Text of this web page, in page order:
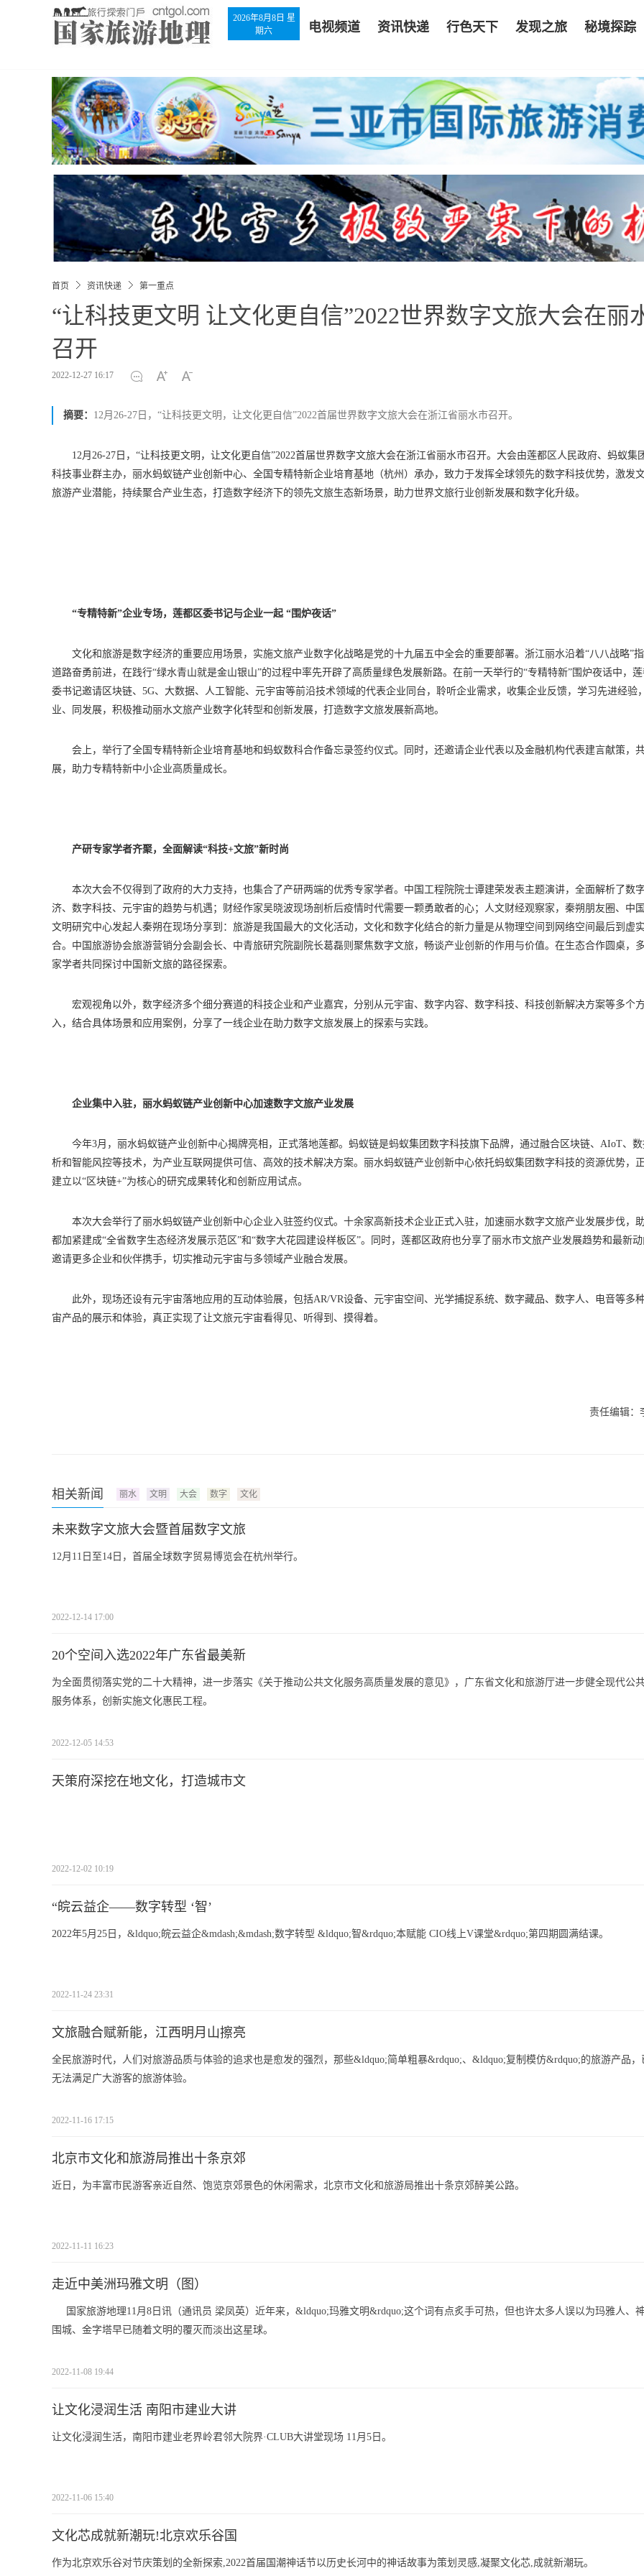
2026年8月8日 星
期六
电视频道 资讯快递 行色天下 发现之旅 秘境探踪
首页 资讯快递 第一重点
“让科技更文明 让文化更自信”2022世界数字文旅大会在丽
召开
2022-12-27 16:17
摘要： 12月26-27日，“让科技更文明，让文化更自信”2022首届世界数字文旅大会在浙江省丽水市召开。
12月26-27日，“让科技更文明，让文化更自信”2022首届世界数字文旅大会在浙江省丽水市召开。大会由莲都区人民政府、蚂蚁集
科技事业群主办，丽水蚂蚁链产业创新中心、全国专精特新企业培育基地（杭州）承办，致力于发挥全球领先的数字科技优势，激发
旅游产业潜能，持续聚合产业生态，打造数字经济下的领先文旅生态新场景，助力世界文旅行业创新发展和数字化升级。
“专精特新”企业专场，莲都区委书记与企业一起 “围炉夜话”
文化和旅游是数字经济的重要应用场景，实施文旅产业数字化战略是党的十九届五中全会的重要部署。浙江丽水沿着“八八战略”
道路奋勇前进，在践行“绿水青山就是金山银山”的过程中率先开辟了高质量绿色发展新路。在前一天举行的“专精特新”围炉夜话中，
委书记邀请区块链、5G、大数据、人工智能、元宇宙等前沿技术领域的代表企业同台，聆听企业需求，收集企业反馈，学习先进经验
业、同发展，积极推动丽水文旅产业数字化转型和创新发展，打造数字文旅发展新高地。
会上，举行了全国专精特新企业培育基地和蚂蚁数科合作备忘录签约仪式。同时，还邀请企业代表以及金融机构代表建言献策，
展，助力专精特新中小企业高质量成长。
产研专家学者齐聚，全面解读“科技+文旅”新时尚
本次大会不仅得到了政府的大力支持，也集合了产研两端的优秀专家学者。中国工程院院士谭建荣发表主题演讲，全面解析了数
济、数字科技、元宇宙的趋势与机遇；财经作家吴晓波现场剖析后疫情时代需要一颗勇敢者的心；人文财经观察家，秦朔朋友圈、中
文明研究中心发起人秦朔在现场分享到：旅游是我国最大的文化活动，文化和数字化结合的新力量是从物理空间到网络空间最后到虚
合。中国旅游协会旅游营销分会副会长、中青旅研究院副院长葛磊则聚焦数字文旅，畅谈产业创新的作用与价值。在生态合作圆桌，
家学者共同探讨中国新文旅的路径探索。
宏观视角以外，数字经济多个细分赛道的科技企业和产业嘉宾，分别从元宇宙、数字内容、数字科技、科技创新解决方案等多个
入，结合具体场景和应用案例，分享了一线企业在助力数字文旅发展上的探索与实践。
企业集中入驻，丽水蚂蚁链产业创新中心加速数字文旅产业发展
今年3月，丽水蚂蚁链产业创新中心揭牌亮相，正式落地莲都。蚂蚁链是蚂蚁集团数字科技旗下品牌，通过融合区块链、AIoT、
析和智能风控等技术，为产业互联网提供可信、高效的技术解决方案。丽水蚂蚁链产业创新中心依托蚂蚁集团数字科技的资源优势，
建立以“区块链+”为核心的研究成果转化和创新应用试点。
本次大会举行了丽水蚂蚁链产业创新中心企业入驻签约仪式。十余家高新技术企业正式入驻，加速丽水数字文旅产业发展步伐，
都加紧建成“全省数字生态经济发展示范区”和“数字大花园建设样板区”。同时，莲都区政府也分享了丽水市文旅产业发展趋势和最新
邀请更多企业和伙伴携手，切实推动元宇宙与多领域产业融合发展。
此外，现场还设有元宇宙落地应用的互动体验展，包括AR/VR设备、元宇宙空间、光学捕捉系统、数字藏品、数字人、电音等多
宙产品的展示和体验，真正实现了让文旅元宇宙看得见、听得到、摸得着。
责任编辑：
相关新闻 丽水 文明 大会 数字 文化
未来数字文旅大会暨首届数字文旅
12月11日至14日，首届全球数字贸易博览会在杭州举行。
2022-12-14 17:00
20个空间入选2022年广东省最美新
为全面贯彻落实党的二十大精神，进一步落实《关于推动公共文化服务高质量发展的意见》，广东省文化和旅游厅进一步健全现代公
服务体系，创新实施文化惠民工程。
2022-12-05 14:53
天策府深挖在地文化，打造城市文
2022-12-02 10:19
“皖云益企——数字转型 ‘智’
2022年5月25日，&ldquo;皖云益企&mdash;&mdash;数字转型 &ldquo;智&rdquo;本赋能 CIO线上V课堂&rdquo;第四期圆满结课。
2022-11-24 23:31
文旅融合赋新能，江西明月山擦亮
全民旅游时代，人们对旅游品质与体验的追求也是愈发的强烈，那些&ldquo;简单粗暴&rdquo;、&ldquo;复制模仿&rdquo;的旅游产品，
无法满足广大游客的旅游体验。
2022-11-16 17:15
北京市文化和旅游局推出十条京郊
近日，为丰富市民游客亲近自然、饱览京郊景色的休闲需求，北京市文化和旅游局推出十条京郊醉美公路。
2022-11-11 16:23
走近中美洲玛雅文明（图）
国家旅游地理11月8日讯（通讯员 梁凤英）近年来，&ldquo;玛雅文明&rdquo;这个词有点炙手可热，但也许太多人误以为玛雅人、
围城、金字塔早已随着文明的覆灭而淡出这星球。
2022-11-08 19:44
让文化浸润生活 南阳市建业大讲
让文化浸润生活，南阳市建业老界岭君邻大院界·CLUB大讲堂现场 11月5日。
2022-11-06 15:40
文化芯成就新潮玩!北京欢乐谷国
作为北京欢乐谷对节庆策划的全新探索,2022首届国潮神话节以历史长河中的神话故事为策划灵感,凝聚文化芯,成就新潮玩。